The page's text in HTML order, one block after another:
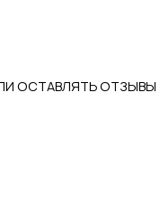
ОСТАВЛЯТЬ ОТЗЫВЫ